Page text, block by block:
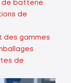
de batterie
de
des gammes
de